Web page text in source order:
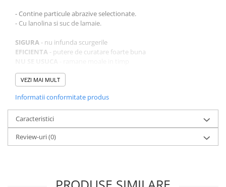
- Contine particule abrazive selectionate.
- Cu lanolina si suc de lamaie.
SIGURA- nu infunda scurgerile
EFICIENTA - putere de curatare foarte buna
CUM SE FOLOSESTE FAREN CLER?
2. Aplicati o cantitate mica de produs pe mainile murdare.
3. Frecati pana cand murdaria se dizolva complet.
4. Clatiti cu apa curata si uscati.
VEZI MAI MULT
Informatii conformitate produs
Caracteristici
Review-uri(0)